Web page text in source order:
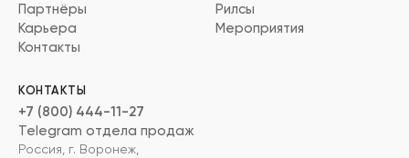
Партнёры
Карьера
Контакты
Рилсы
Мероприятия
КОНТАКТЫ
+7 (800) 444-11-27
Telegram отдела продаж
Россия, г. Воронеж,